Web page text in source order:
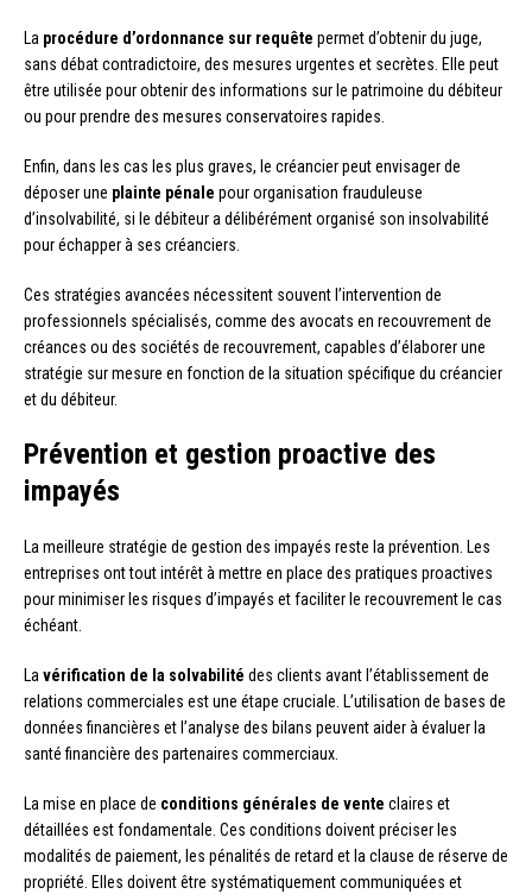
La procédure d’ordonnance sur requête permet d’obtenir du juge,
sans débat contradictoire, des mesures urgentes et secrètes. Elle peut
être utilisée pour obtenir des informations sur le patrimoine du débiteur
ou pour prendre des mesures conservatoires rapides.
Enfin, dans les cas les plus graves, le créancier peut envisager de
déposer une plainte pénale pour organisation frauduleuse
d’insolvabilité, si le débiteur a délibérément organisé son insolvabilité
pour échapper à ses créanciers.
Ces stratégies avancées nécessitent souvent l’intervention de
professionnels spécialisés, comme des avocats en recouvrement de
créances ou des sociétés de recouvrement, capables d’élaborer une
stratégie sur mesure en fonction de la situation spécifique du créancier
et du débiteur.
Prévention et gestion proactive des
impayés
La meilleure stratégie de gestion des impayés reste la prévention. Les
entreprises ont tout intérêt à mettre en place des pratiques proactives
pour minimiser les risques d’impayés et faciliter le recouvrement le cas
échéant.
La vérification de la solvabilité des clients avant l’établissement de
relations commerciales est une étape cruciale. L’utilisation de bases de
données financières et l’analyse des bilans peuvent aider à évaluer la
santé financière des partenaires commerciaux.
La mise en place de conditions générales de vente claires et
détaillées est fondamentale. Ces conditions doivent préciser les
modalités de paiement, les pénalités de retard et la clause de réserve de
propriété. Elles doivent être systématiquement communiquées et